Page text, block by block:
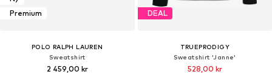
Premium
POLO RALPH LAUREN
Sweatshirt
2 459,00 kr
DEAL
TRUEPRODIGY
Sweatshirt 'Janne'
528,00 kr